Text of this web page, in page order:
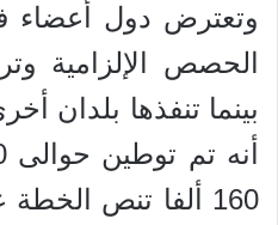
وتعترض دول أعضاء
الحصص الإلزامية
بينما تنفذها بلدان
160 ألفا تنص